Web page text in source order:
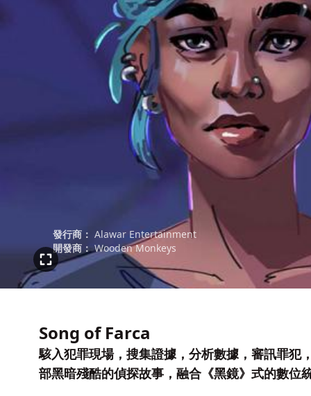
發行商： Alawar Entertainment
開發商： Wooden Monkeys
Song of Farca
駭入犯罪現場，搜集證據，分析數據，審訊罪犯
部黑暗殘酷的偵探故事，融合《黑鏡》式的數位